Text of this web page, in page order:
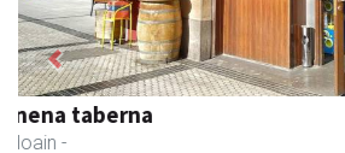
Amasa-Villabonako Udala
Amasa-Villabona
Previous